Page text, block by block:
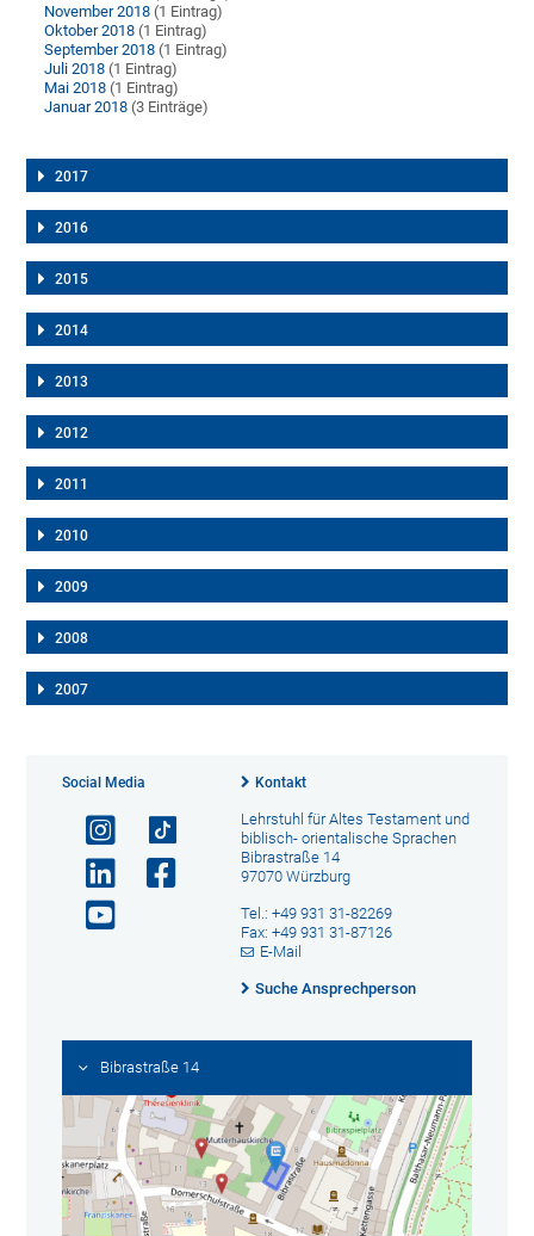
November 2018 (1 Eintrag)
Oktober 2018 (1 Eintrag)
September 2018 (1 Eintrag)
Juli 2018 (1 Eintrag)
Mai 2018 (1 Eintrag)
Januar 2018 (3 Einträge)
2017
2016
2015
2014
2013
2012
2011
2010
2009
2008
2007
Social Media Kontakt
Lehrstuhl für Altes Testament und
biblisch- orientalische Sprachen
Bibrastraße 14
97070 Würzburg
Tel.: +49 931 31-82269
Fax: +49 931 31-87126
E-Mail
Suche Ansprechperson
Bibrastraße 14